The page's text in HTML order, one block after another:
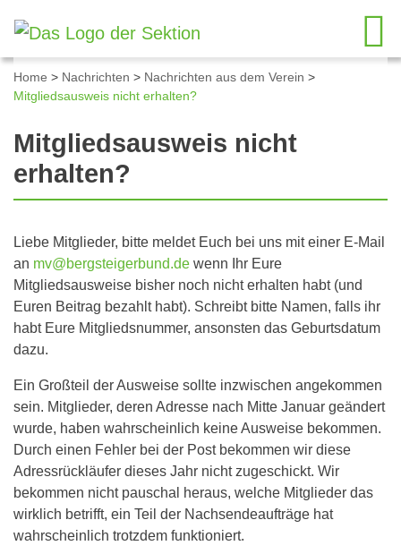
Home > Nachrichten > Nachrichten aus dem Verein >
Mitgliedsausweis nicht erhalten?
Mitgliedsausweis nicht
erhalten?
Liebe Mitglieder, bitte meldet Euch bei uns mit einer E-Mail
an mv@bergsteigerbund.de wenn Ihr Eure
Mitgliedsausweise bisher noch nicht erhalten habt (und
Euren Beitrag bezahlt habt). Schreibt bitte Namen, falls ihr
habt Eure Mitgliedsnummer, ansonsten das Geburtsdatum
dazu.
Ein Großteil der Ausweise sollte inzwischen angekommen
sein. Mitglieder, deren Adresse nach Mitte Januar geändert
wurde, haben wahrscheinlich keine Ausweise bekommen.
Durch einen Fehler bei der Post bekommen wir diese
Adressrückläufer dieses Jahr nicht zugeschickt. Wir
bekommen nicht pauschal heraus, welche Mitglieder das
wirklich betrifft, ein Teil der Nachsendeaufträge hat
wahrscheinlich trotzdem funktioniert.